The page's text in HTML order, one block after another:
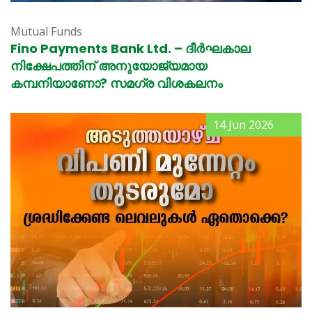
Mutual Funds
Fino Payments Bank Ltd. – ദീർഘകാല
നിക്ഷേപത്തിന് അനുയോജ്യമായ
കമ്പനിയാണോ? സമഗ്ര വിശകലനം
14 Jun 2026